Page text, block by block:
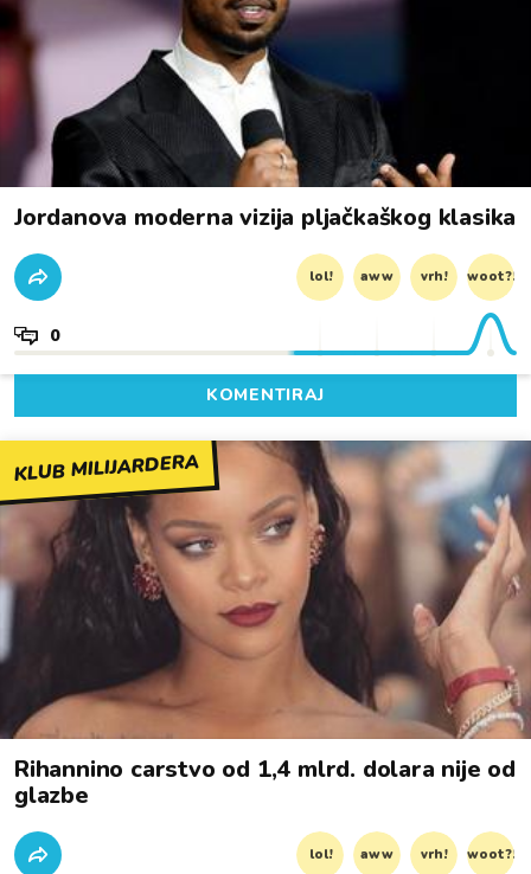
Jordanova moderna vizija pljačkaškog klasika
lol! aww vrh! woot?!
0
KOMENTIRAJ
KLUB MILIJARDERA
Rihannino carstvo od 1,4 mlrd. dolara nije od
glazbe
lol! aww vrh! woot?!